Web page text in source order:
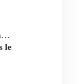
le